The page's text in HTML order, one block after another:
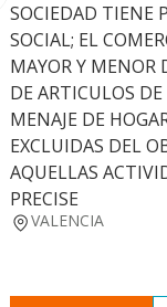
SOCIEDAD TIENE
SOCIAL; EL
MAYOR Y MENOR
DE ARTICULOS DE
MENAJE DE
EXCLUIDAS DEL
AQUELLAS
PRECISE
VALENCIA